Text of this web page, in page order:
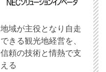
地域が主役となり自走
できる観光地経営を、
信頼の技術と情熱で支
える